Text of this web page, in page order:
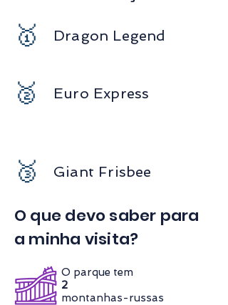
🥇 Dragon Legend
🥈 Euro Express
🥉 Giant Frisbee
O que devo saber para
a minha visita?
O parque tem
2
montanhas-russas